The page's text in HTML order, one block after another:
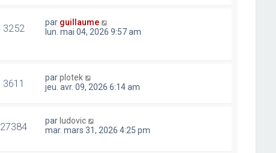
3252 par guillaume
lun. mai 04, 2026 9:57 am
3611 parplotek
jeu. avr. 09, 2026 6:14 am
27384 par ludovic
mar. mars 31, 2026 4:25 pm